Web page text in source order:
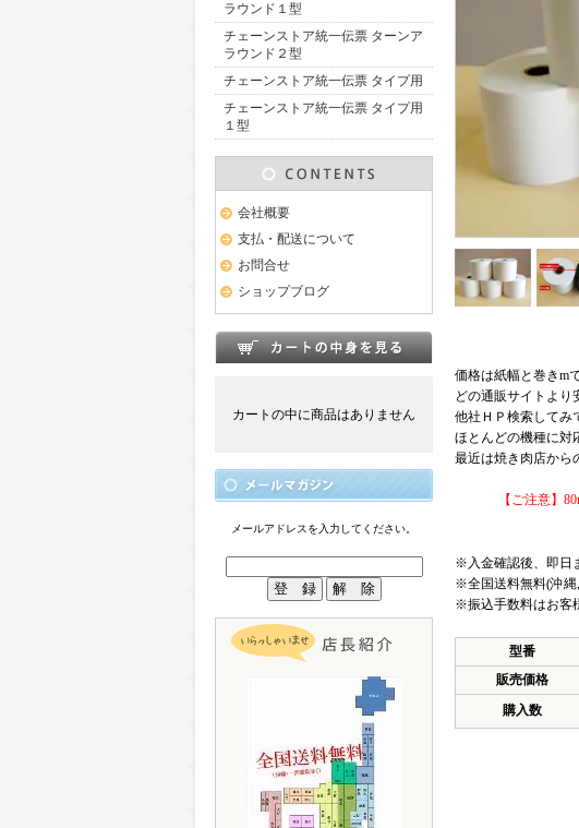
ラウンド１型
チェーンストア統一伝票 ターンア
ラウンド２型
チェーンストア統一伝票 タイプ用
チェーンストア統一伝票 タイプ用
１型
会社概要
支払・配送について
お問合せ
ショップブログ
カートの中に商品はありません
メールアドレスを入力してください。
価格は紙幅と巻きm
どの通販サイトより
他社ＨＰ検索してみ
ほとんどの機種に対
最近は焼き肉店から
【ご注意】
※入金確認後、即日
※全国送料無料(沖縄,
※振込手数料はお客
型番
販売価格
購入数